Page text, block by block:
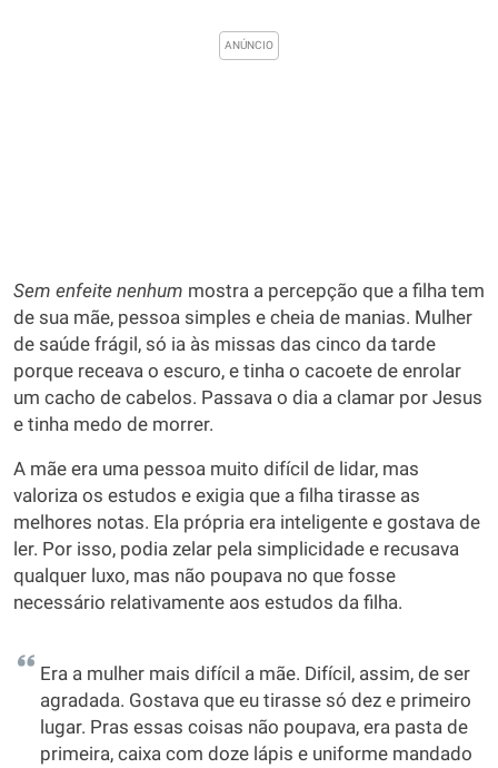
Sem enfeite nenhum mostra a percepção que a filha tem
de sua mãe, pessoa simples e cheia de manias. Mulher
de saúde frágil, só ia às missas das cinco da tarde
porque receava o escuro, e tinha o cacoete de enrolar
um cacho de cabelos. Passava o dia a clamar por Jesus
e tinha medo de morrer.
A mãe era uma pessoa muito difícil de lidar, mas
valoriza os estudos e exigia que a filha tirasse as
melhores notas. Ela própria era inteligente e gostava de
ler. Por isso, podia zelar pela simplicidade e recusava
qualquer luxo, mas não poupava no que fosse
necessário relativamente aos estudos da filha.
Era a mulher mais difícil a mãe. Difícil, assim, de ser
agradada. Gostava que eu tirasse só dez e primeiro
lugar. Pras essas coisas não poupava, era pasta de
primeira, caixa com doze lápis e uniforme mandado